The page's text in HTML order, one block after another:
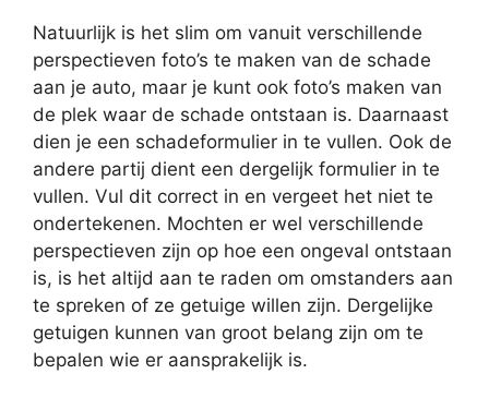
Natuurlijk is het slim om vanuit verschillende
perspectieven foto’s te maken van de schade
aan je auto, maar je kunt ook foto’s maken van
de plek waar de schade ontstaan is. Daarnaast
dien je een schadeformulier in te vullen. Ook de
andere partij dient een dergelijk formulier in te
vullen. Vul dit correct in en vergeet het niet te
ondertekenen. Mochten er wel verschillende
perspectieven zijn op hoe een ongeval ontstaan
is, is het altijd aan te raden om omstanders aan
te spreken of ze getuige willen zijn. Dergelijke
getuigen kunnen van groot belang zijn om te
bepalen wie er aansprakelijk is.